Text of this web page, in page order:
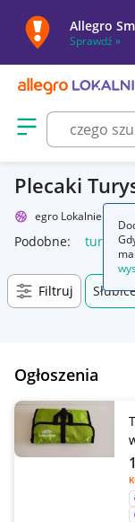
Allegro
Sprawdź »
Otwórz menu z
Plecaki
Allegro Lokalnie
Podobne:
Filtruj
Ogłoszenia